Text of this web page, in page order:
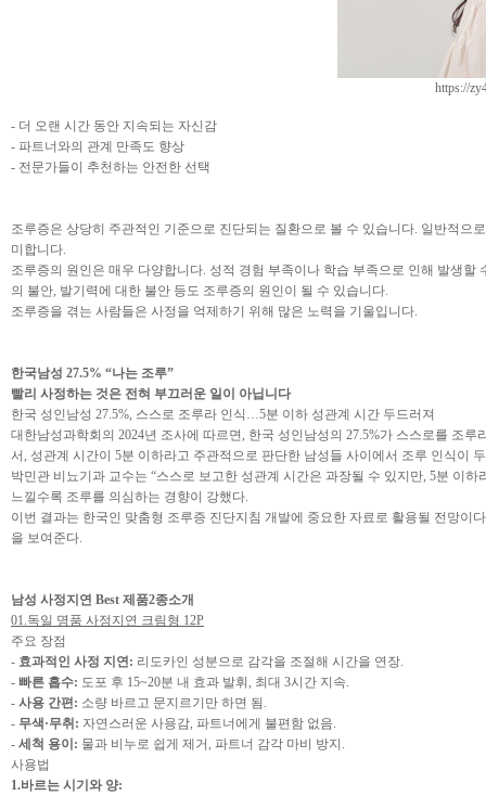
https://
- 더 오랜 시간 동안 지속되는 자신감
- 파트너와의 관계 만족도 향상
- 전문가들이 추천하는 안전한 선택
조루증은 상당히 주관적인 기준으로 진단되는 질환으로 볼 수 있습니다. 일반적
미합니다.
조루증의 원인은 매우 다양합니다. 성적 경험 부족이나 학습 부족으로 인해 발생
의 불안, 발기력에 대한 불안 등도 조루증의 원인이 될 수 있습니다.
조루증을 겪는 사람들은 사정을 억제하기 위해 많은 노력을 기울입니다.
한국남성 27.5% “나는 조루”
빨리 사정하는 것은 전혀 부끄러운 일이 아닙니다
한국 성인남성 27.5%, 스스로 조루라 인식…5분 이하 성관계 시간 두드러져
대한남성과학회의 2024년 조사에 따르면, 한국 성인남성의 27.5%가 스스로를 조
서, 성관계 시간이 5분 이하라고 주관적으로 판단한 남성들 사이에서 조루 인식이
박민관 비뇨기과 교수는 “스스로 보고한 성관계 시간은 과장될 수 있지만, 5분 이
느낄수록 조루를 의심하는 경향이 강했다.
이번 결과는 한국인 맞춤형 조루증 진단지침 개발에 중요한 자료로 활용될 전망
을 보여준다.
남성 사정지연 Best 제품2종소개
01.독일 명품 사정지연 크림형 12P
주요 장점
- 효과적인 사정 지연: 리도카인 성분으로 감각을 조절해 시간을 연장.
- 빠른 흡수: 도포 후 15~20분 내 효과 발휘, 최대 3시간 지속.
- 사용 간편: 소량 바르고 문지르기만 하면 됨.
- 무색·무취: 자연스러운 사용감, 파트너에게 불편함 없음.
- 세척 용이: 물과 비누로 쉽게 제거, 파트너 감각 마비 방지.
사용법
1.바르는 시기와 양: